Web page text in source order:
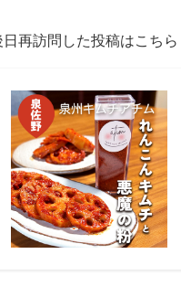
日再訪問した投稿はこちら